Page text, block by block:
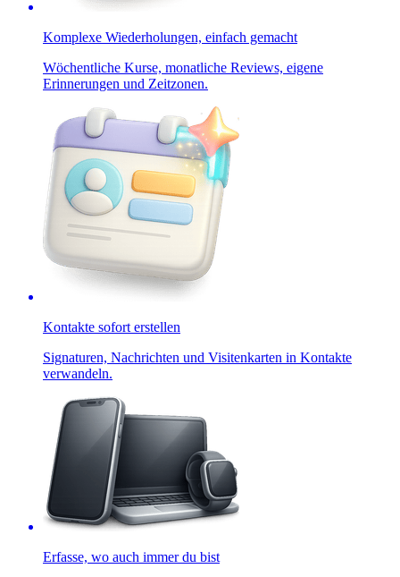
Komplexe Wiederholungen, einfach gemacht
Wöchentliche Kurse, monatliche Reviews, eigene
Erinnerungen und Zeitzonen.
Kontakte sofort erstellen
Signaturen, Nachrichten und Visitenkarten in Kontakte
verwandeln.
Erfasse, wo auch immer du bist